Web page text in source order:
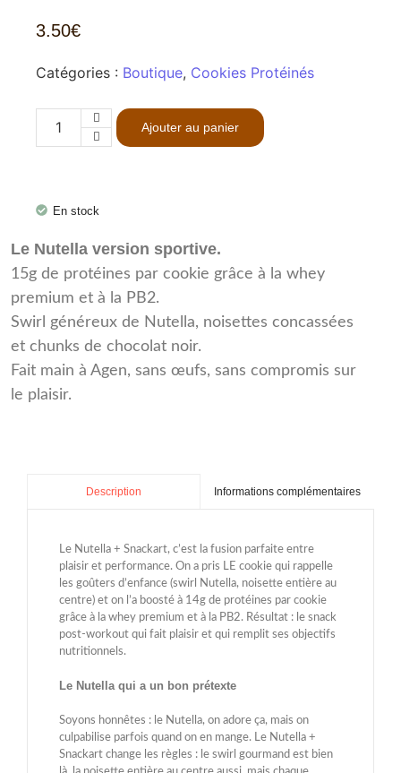
3.50€
Catégories : Boutique, Cookies Protéinés
Ajouter au panier
En stock
Le Nutella version sportive.
15g de protéines par cookie grâce à la whey
premium et à la PB2.
Swirl généreux de Nutella, noisettes concassées
et chunks de chocolat noir.
Fait main à Agen, sans œufs, sans compromis sur
le plaisir.
Description Informations complémentaires
Le Nutella + Snackart, c’est la fusion parfaite entre
plaisir et performance. On a pris LE cookie qui rappelle
les goûters d’enfance (swirl Nutella, noisette entière au
centre) et on l’a boosté à 14g de protéines par cookie
grâce à la whey premium et à la PB2. Résultat : le snack
post-workout qui fait plaisir et qui remplit ses objectifs
nutritionnels.
Le Nutella qui a un bon prétexte
Soyons honnêtes : le Nutella, on adore ça, mais on
culpabilise parfois quand on en mange. Le Nutella +
Snackart change les règles : le swirl gourmand est bien